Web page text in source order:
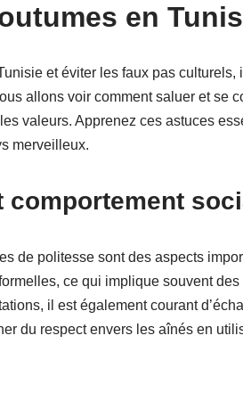
en
et éviter les faux pas
allons voir comment saluer et se
valeurs. Apprenez ces astuces
merveilleux.
comportement
de politesse sont des aspects
ce qui implique souvent
il est également courant
du respect envers les aînés en